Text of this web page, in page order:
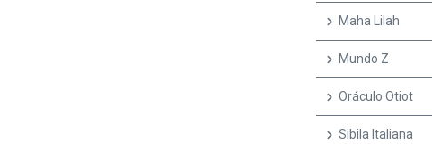
Maha Lilah
Mundo Z
Oráculo Otiot
Sibila Italiana